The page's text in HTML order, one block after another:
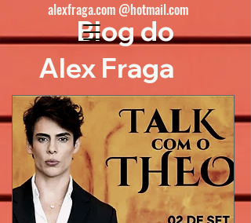
Blog do
Alex Fraga
alexfraga.com @hotmail.com